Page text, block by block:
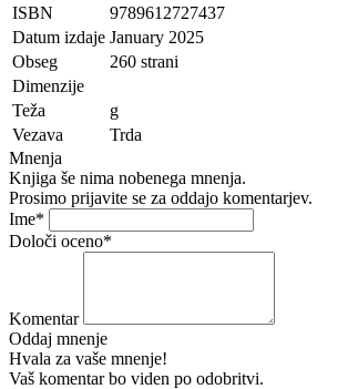
ISBN
9789612727437
Datum izdaje January 2025
Obseg
260 strani
Dimenzije
Teža
g
Vezava
Trda
Mnenja
Knjiga še nima nobenega mnenja.
Prosimo prijavite se za oddajo komentarjev.
Ime*
Določi oceno*
Komentar
Oddaj mnenje
Hvala za vaše mnenje!
Vaš komentar bo viden po odobritvi.